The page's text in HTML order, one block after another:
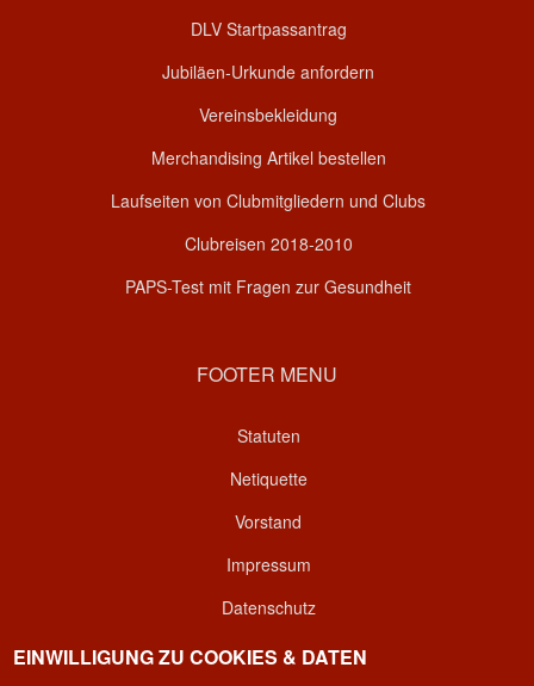
DLV Startpassantrag
Jubiläen-Urkunde anfordern
Vereinsbekleidung
Merchandising Artikel bestellen
Laufseiten von Clubmitgliedern und Clubs
Clubreisen 2018-2010
PAPS-Test mit Fragen zur Gesundheit
FOOTER MENU
Statuten
Netiquette
Vorstand
Impressum
Datenschutz
Kontakt
EINWILLIGUNG ZU COOKIES & DATEN